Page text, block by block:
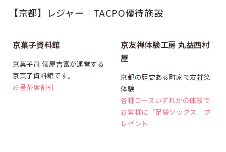
【京都】レジャー｜TACPO優待施設
割引
京菓子資料館
京菓子司 俵屋吉富が運営する
京菓子資料館です。
お呈茶席割引
プレゼント
京友禅体験工房 丸益西村
屋
京都の歴史ある町家で友禅染
体験
各種コースいずれかの体験で
お客様に「足袋ソックス」プ
レゼント